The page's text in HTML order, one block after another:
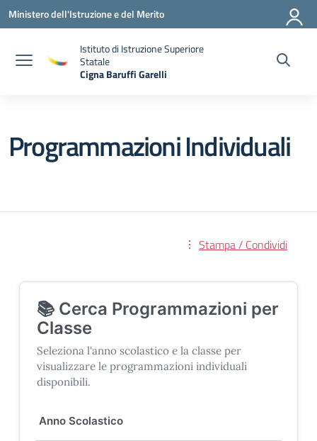
Vai ai contenuti
Vai al menu di navigazione
Vai al footer
Ministero dell'Istruzione e del Merito
Istituto di Istruzione Superiore
Statale
Cigna Baruffi Garelli
Programmazioni Individuali
Stampa / Condividi
📚 Cerca Programmazioni per
Classe
Seleziona l'anno scolastico e la classe per
visualizzare le programmazioni individuali
disponibili.
Anno Scolastico